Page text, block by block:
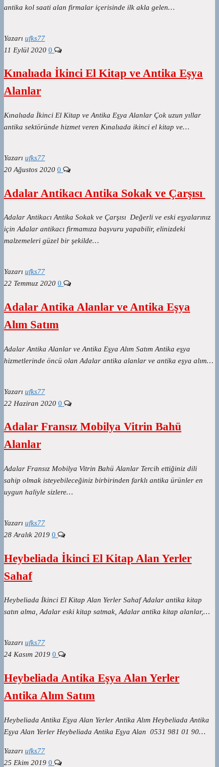
antika kol saati alan firmalar içerisinde ilk akla gelen…
Yazarı ufks77
11 Eylül 2020 0
Kınalıada İkinci El Kitap ve Antika Eşya
Alanlar
Kınalıada İkinci El Kitap ve Antika Eşya Alanlar Çok uzun yıllar
antika sektöründe hizmet veren Kınalıada ikinci el kitap ve…
Yazarı ufks77
20 Ağustos 2020 0
Adalar Antikacı Antika Sokak ve Çarşısı
Adalar Antikacı Antika Sokak ve Çarşısı Değerli ve eski eşyalarınız
için Adalar antikacı firmamıza başvuru yapabilir, elinizdeki
malzemeleri güzel bir şekilde…
Yazarı ufks77
22 Temmuz 2020 0
Adalar Antika Alanlar ve Antika Eşya
Alım Satım
Adalar Antika Alanlar ve Antika Eşya Alım Satım Antika eşya
hizmetlerinde öncü olan Adalar antika alanlar ve antika eşya alım…
Yazarı ufks77
22 Haziran 2020 0
Adalar Fransız Mobilya Vitrin Bahü
Alanlar
Adalar Fransız Mobilya Vitrin Bahü Alanlar Tercih ettiğiniz dili
sahip olmak isteyebileceğiniz birbirinden farklı antika ürünler en
uygun haliyle sizlere…
Yazarı ufks77
28 Aralık 2019 0
Heybeliada İkinci El Kitap Alan Yerler
Sahaf
Heybeliada İkinci El Kitap Alan Yerler Sahaf Adalar antika kitap
satın alma, Adalar eski kitap satmak, Adalar antika kitap alanlar,…
Yazarı ufks77
24 Kasım 2019 0
Heybeliada Antika Eşya Alan Yerler
Antika Alım Satım
Heybeliada Antika Eşya Alan Yerler Antika Alım Heybeliada Antika
Eşya Alan Yerler Heybeliada Antika Eşya Alan 0531 981 01 90…
Yazarı ufks77
25 Ekim 2019 0